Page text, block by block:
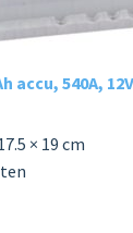
accu, 540A,
× 19 cm